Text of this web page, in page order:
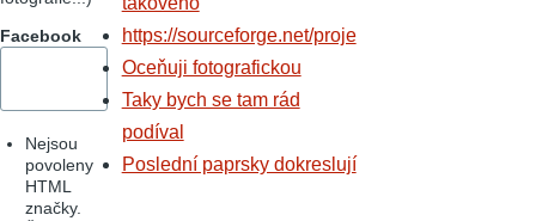
Facebook
Nejsou
povoleny
HTML
značky.
https://sourceforge.net/proje
Oceňuji fotografickou
Taky bych se tam rád
podíval
Poslední paprsky dokreslují